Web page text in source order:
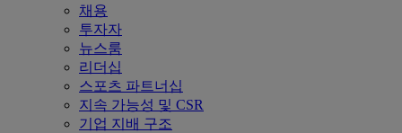
채용
투자자
뉴스룸
리더십
스포츠 파트너십
지속 가능성 및 CSR
기업 지배 구조